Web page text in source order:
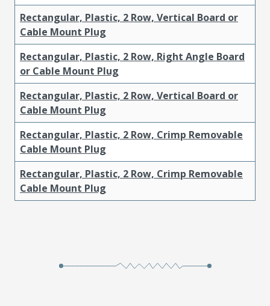
Rectangular, Plastic, 2 Row, Vertical Board or
Cable Mount Plug
Rectangular, Plastic, 2 Row, Right Angle Board
or Cable Mount Plug
Rectangular, Plastic, 2 Row, Vertical Board or
Cable Mount Plug
Rectangular, Plastic, 2 Row, Crimp Removable
Cable Mount Plug
Rectangular, Plastic, 2 Row, Crimp Removable
Cable Mount Plug